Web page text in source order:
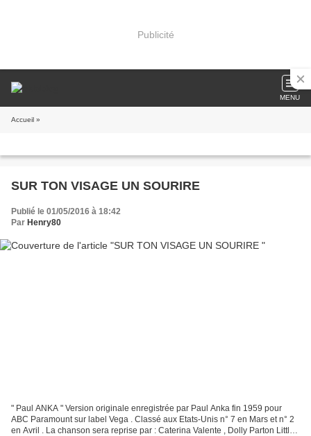
Publicité
MENU
Accueil »
SUR TON VISAGE UN SOURIRE
Publié le 01/05/2016 à 18:42
Par Henry80
" Paul ANKA " Version originale enregistrée par Paul Anka fin 1959 pour
ABC Paramount sur label Vega . Classé aux Etats-Unis n° 7 en Mars et n° 2
en Avril . La chanson sera reprise par : Caterina Valente , Dolly Parton Little